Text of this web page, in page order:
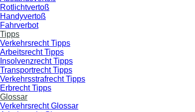
Rotlichtvertoß
Handyvertoß
Fahrverbot
Tipps
Verkehrsrecht Tipps
Arbeitsrecht Tipps
Insolvenzrecht Tipps
Transportrecht Tipps
Verkehrsstrafrecht Tipps
Erbrecht Tipps
Glossar
Verkehrsrecht Glossar